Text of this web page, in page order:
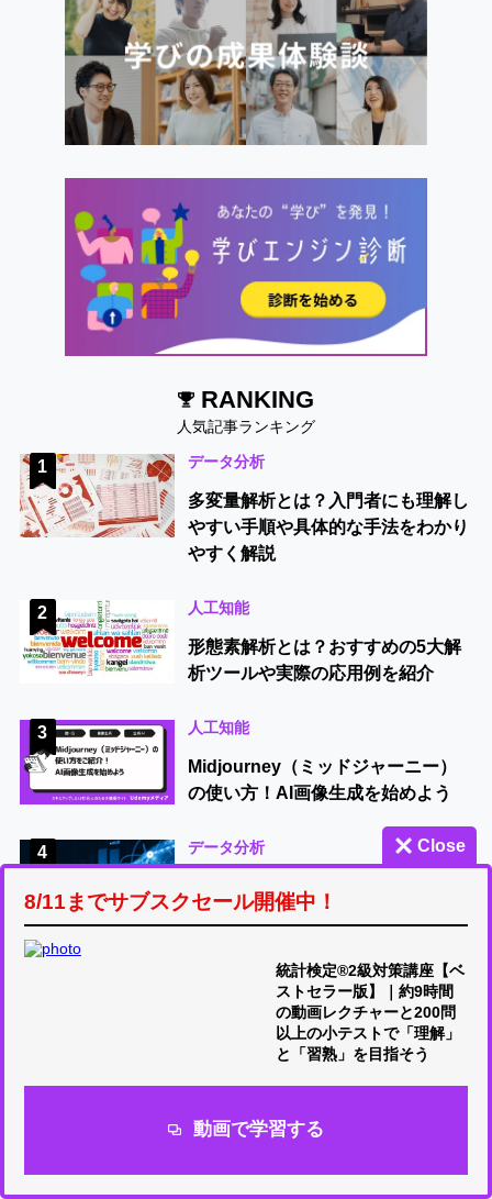
RANKING
人気記事ランキング
1 データ分析
多変量解析とは？入門者にも理解し
やすい手順や具体的な手法をわかり
やすく解説
2 人工知能
形態素解析とは？おすすめの5大解
析ツールや実際の応用例を紹介
3 人工知能
Midjourney（ミッドジャーニー）
の使い方！AI画像生成を始めよう
4 データ分析
ベイズ統計とは？普通の統計と何が
違う？徹底解説！
AI・データサイエンス
【初心者向け】Microsoft Copilotの
使い方をわかりやすく解説
人気のUdemy講座
統計検定®2級対策講座【ベストセ
Close
8/11までサブスクセール開催中！
統計検定®2級対策講座【ベ
ストセラー版】｜約9時間
の動画レクチャーと200問
以上の小テストで「理解」
と「習熟」を目指そう
動画で学習する